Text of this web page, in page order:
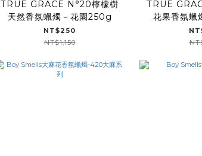
TRUE GRACE N°20檸檬樹
天然香氛蠟燭－花園250g
NT$250
NT$1,150
TRUE
花果香氛蠟